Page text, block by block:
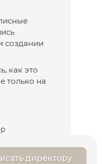
создании
как это
только на
директору